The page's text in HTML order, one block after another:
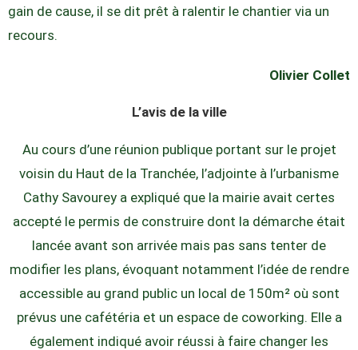
gain de cause, il se dit prêt à ralentir le chantier via un
recours.
Olivier Collet
L’avis de la ville
Au cours d’une réunion publique portant sur le projet
voisin du Haut de la Tranchée, l’adjointe à l’urbanisme
Cathy Savourey a expliqué que la mairie avait certes
accepté le permis de construire dont la démarche était
lancée avant son arrivée mais pas sans tenter de
modifier les plans, évoquant notamment l’idée de rendre
accessible au grand public un local de 150m² où sont
prévus une cafétéria et un espace de coworking. Elle a
également indiqué avoir réussi à faire changer les